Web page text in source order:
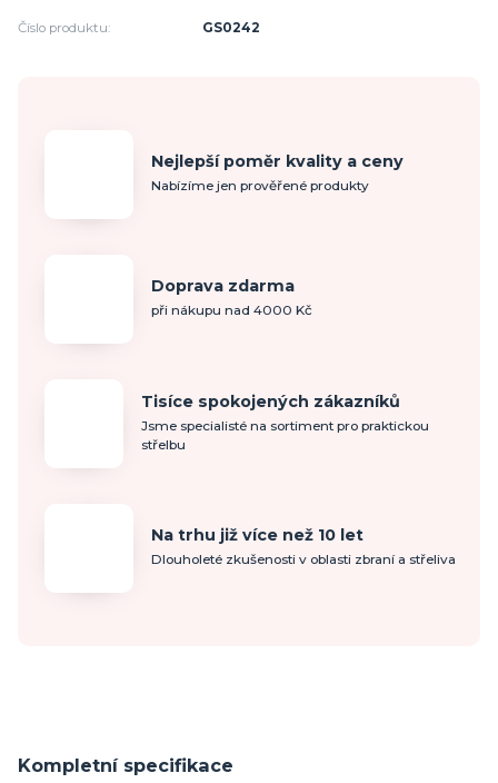
Číslo produktu: GS0242
Nejlepší poměr kvality a ceny
Nabízíme jen prověřené produkty
Doprava zdarma
při nákupu nad 4000 Kč
Tisíce spokojených zákazníků
Jsme specialisté na sortiment pro praktickou
střelbu
Na trhu již více než 10 let
Dlouholeté zkušenosti v oblasti zbraní a střeliva
Kompletní specifikace